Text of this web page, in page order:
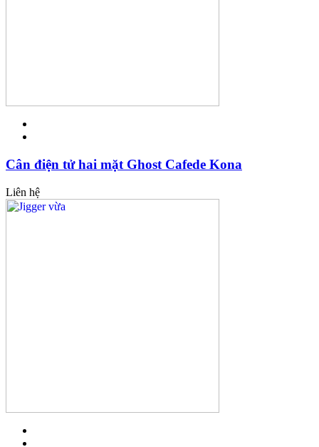
Cân điện tử hai mặt Ghost Cafede Kona
Liên hệ